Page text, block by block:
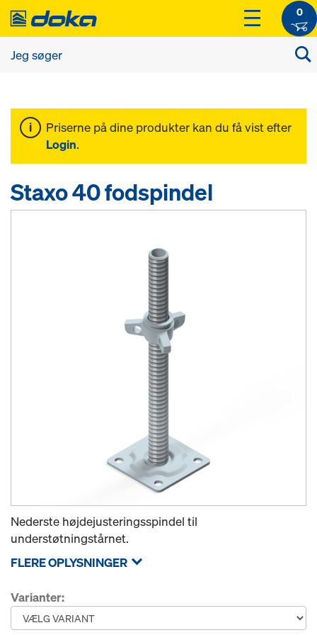
0
Priserne på dine produkter kan du få vist efter
Login.
Staxo 40 fodspindel
Nederste højdejusteringsspindel til
understøtningstårnet.
FLERE OPLYSNINGER
Varianter: